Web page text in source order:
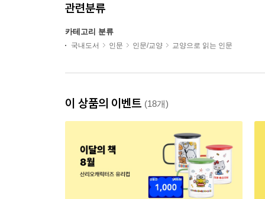
관련분류
카테고리 분류
국내도서 인문 인문/교양 교양으로 읽는 인문
이 상품의 이벤트 (18개)